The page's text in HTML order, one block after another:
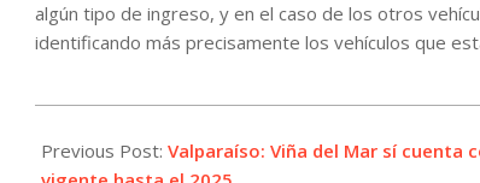
algún tipo de ingreso, y en el caso de los otros
identificando más precisamente los vehículos que
02-
10
Previous Post: Valparaíso: Viña del Mar sí cuenta